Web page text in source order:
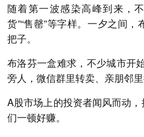
随着第一波感染高峰到来，
货”“售罄”等字样。一夕之间
把子。
布洛芬一盒难求，不少城市开
旁人，微信群里转卖、亲朋邻里
A股市场上的投资者闻风而动
们一顿好赚。